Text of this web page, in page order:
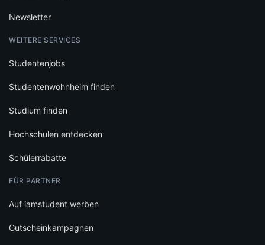
Newsletter
WEITERE SERVICES
Studentenjobs
Studentenwohnheim finden
Studium finden
Hochschulen entdecken
Schülerrabatte
FÜR PARTNER
Auf iamstudent werben
Gutscheinkampagnen